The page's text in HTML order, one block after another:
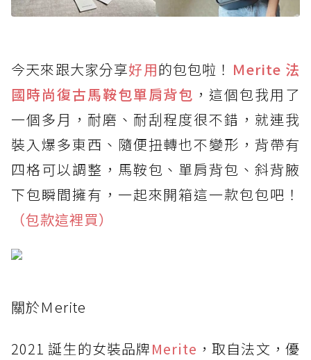
今天來跟大家分享好用的包包啦！ Ｍerite 法
國時尚復古馬鞍包單肩背包 ，這個包我用了
一個多月，耐磨、耐刮程度很不錯，就連我
裝入爆多東西、隨便扭轉也不變形，背帶有
四格可以調整，馬鞍包、單肩背包、斜背腋
下包瞬間擁有，一起來開箱這一款包包吧！
（包款這裡買）
關於Ｍerite
2021 誕生的女裝品牌Merite ，取自法文，優